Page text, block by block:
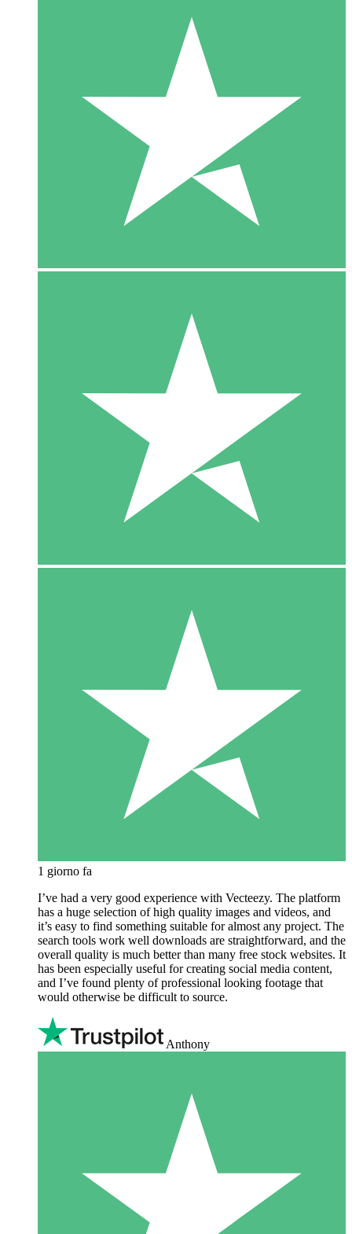
1 giorno fa
I’ve had a very good experience with Vecteezy. The platform
has a huge selection of high quality images and videos, and
it’s easy to find something suitable for almost any project. The
search tools work well downloads are straightforward, and the
overall quality is much better than many free stock websites. It
has been especially useful for creating social media content,
and I’ve found plenty of professional looking footage that
would otherwise be difficult to source.
Anthony